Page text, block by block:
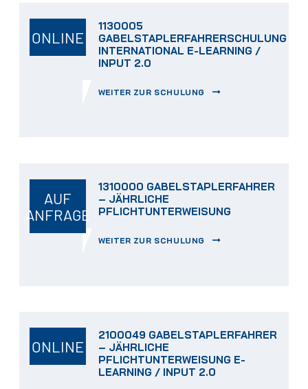
ONLINE
1130005
GABELSTAPLERFAHRERSCHULUNG
INTERNATIONAL E-LEARNING /
INPUT 2.0
WEITER ZUR SCHULUNG
AUF
ANFRAGE
1310000 GABELSTAPLERFAHRER
– JÄHRLICHE
PFLICHTUNTERWEISUNG
WEITER ZUR SCHULUNG
ONLINE
2100049 GABELSTAPLERFAHRER
– JÄHRLICHE
PFLICHTUNTERWEISUNG E-
LEARNING / INPUT 2.0